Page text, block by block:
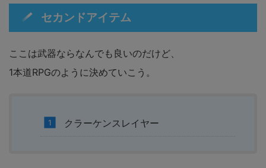
セカンドアイテム
ここは武器ならなんでも良いのだけど、
1本道RPGのように決めていこう。
クラーケンスレイヤー